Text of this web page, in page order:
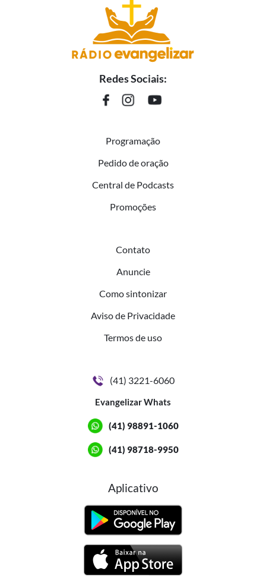
Redes Sociais:
Programação
Pedido de oração
Central de Podcasts
Promoções
Contato
Anuncie
Como sintonizar
Aviso de Privacidade
Termos de uso
(41) 3221-6060
Evangelizar Whats
(41) 98891-1060
(41) 98718-9950
Aplicativo